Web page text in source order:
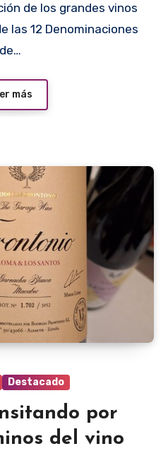
las 12 Denominaciones
de…
más
Destacado
por
del vino